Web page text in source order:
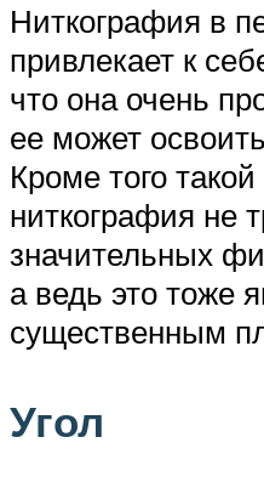
Ниткография в
привлекает к
что она очень
ее может
Кроме того
ниткография не
значительных
а ведь это тоже
существенным
Угол